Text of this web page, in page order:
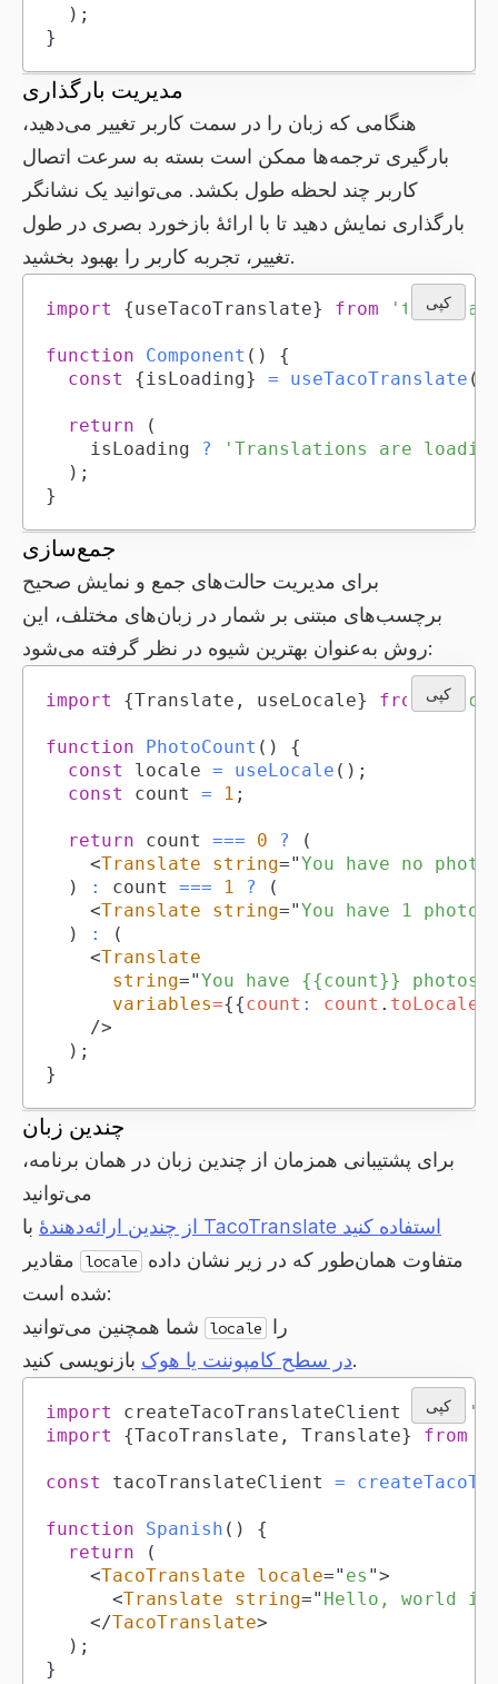
) ;
}
مدیریت بارگذاری
هنگامی که زبان را در سمت کاربر تغییر می‌دهید،
بارگیری ترجمه‌ها ممکن است بسته به سرعت اتصال
کاربر چند لحظه طول بکشد. می‌توانید یک نشانگر
بارگذاری نمایش دهید تا با ارائهٔ بازخورد بصری در طول
تغییر، تجربه کاربر را بهبود بخشید.
کپی import {useTacoTranslate} from
function Component ( )
{
const
{isLoading} = useTacoTranslate (
return
(
		isLoading
?
'Translations are
) ;
}
جمع‌سازی
برای مدیریت حالت‌های جمع و نمایش صحیح
برچسب‌های مبتنی بر شمار در زبان‌های مختلف، این
روش به‌عنوان بهترین شیوه در نظر گرفته می‌شود:
کپی import {Translate , useLocale} from
function PhotoCount ( )
{
const
locale = useLocale ( ) ;
const
count = 1 ;
return count === 0 ?
(
<Translate string="You have no
)
: count === 1 ?
(
<Translate string="You have 1 photo.
)
:
(
<Translate
string="You have {{count}} photos.
variables={{count : count .
/>
) ;
}
چندین زبان
برای پشتیبانی همزمان از چندین زبان در همان برنامه،
می‌توانید
از چندین ارائه‌دهندهٔ TacoTranslate استفاده کنید
با
locale
شده است:
locale
را
در سطح کامپوننت یا هوکبازنویسی کنید.
کپی import createTacoTranslateClient from
import
{TacoTranslate , Translate} from
const tacoTranslateClient =
function Spanish ( )
{
return
(
<TacoTranslate locale=" es ">
<Translate string=" Hello, world in
</TacoTranslate>
) ;
}